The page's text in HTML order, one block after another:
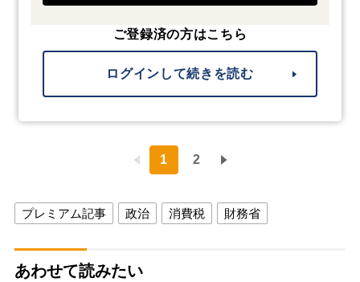
ご登録済の方はこちら
ログインして続きを読む
1 2
プレミアム記事 政治 消費税 財務省
あわせて読みたい